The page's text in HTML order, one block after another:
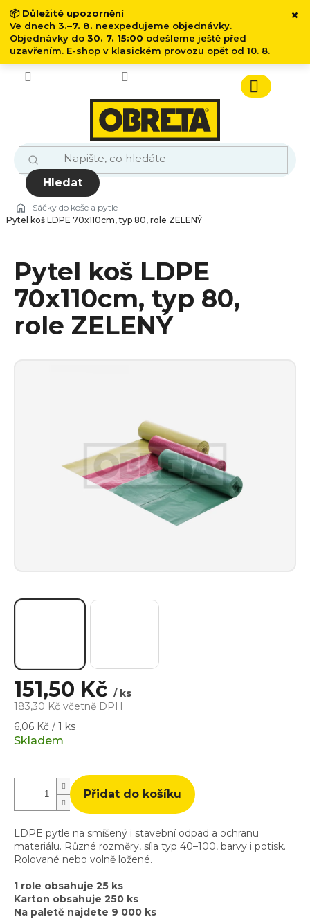
📦 Důležité upozornění
Ve dnech 3.–7. 8. neexpedujeme objednávky.
Objednávky do 30. 7. 15:00 odešleme ještě před
uzavřením. E-shop v klasickém provozu opět od 10. 8.
×
Přejít
obsah
Hledat
Nákupní
košík
Sáčky do koše a pytle
Pytel koš LDPE 70x110cm, typ 80, role ZELENÝ
Pytel koš LDPE
70x110cm, typ 80,
role ZELENÝ
151,50 Kč / ks
183,30 Kč včetně DPH
Měrná
cena:
6,06 Kč / 1 ks
Skladem
Přidat do košíku
LDPE pytle na smíšený i stavební odpad a ochranu
materiálu. Různé rozměry, síla typ 40–100, barvy i potisk.
Rolované nebo volně ložené.
1 role obsahuje 25 ks
Karton obsahuje 250 ks
Na paletě najdete 9 000 ks